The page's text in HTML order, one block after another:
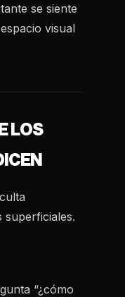
se siente
visual
LOS
superficiales.
“¿cómo